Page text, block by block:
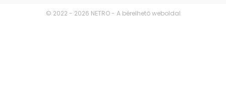
© 2022 - 2026 NETRO - A bérelhető weboldal